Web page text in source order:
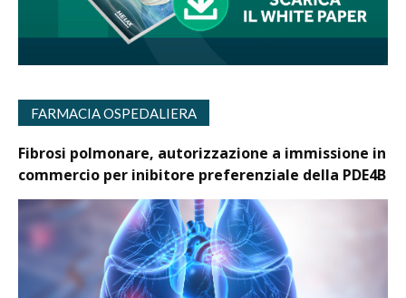
FARMACIA OSPEDALIERA
Fibrosi polmonare, autorizzazione a immissione in
commercio per inibitore preferenziale della PDE4B